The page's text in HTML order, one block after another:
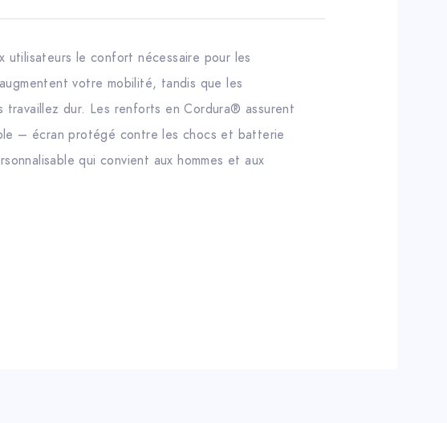
utilisateurs le confort nécessaire pour les
votre mobilité, tandis que les
dur. Les renforts en Cordura® assurent
– écran protégé contre les chocs et batterie
qui convient aux hommes et aux